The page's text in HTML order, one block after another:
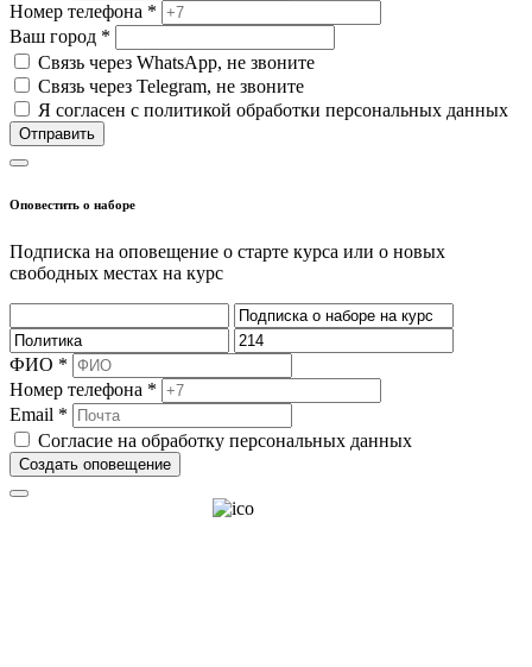
Номер телефона *
Ваш город *
Cвязь через WhatsApp, не звоните
Cвязь через Telegram, не звоните
Я согласен с политикой обработки персональных данных
Отправить
Оповестить о наборе
Подписка на оповещение о старте курса или о новых
свободных местах на курс
ФИО *
Номер телефона *
Email *
Согласие на обработку персональных данных
Создать оповещение